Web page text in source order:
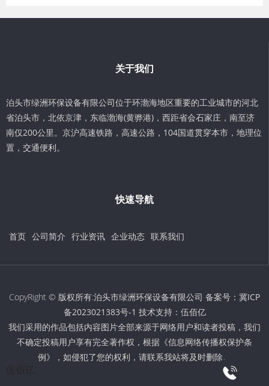
关于我们
泊头市绿洲环保设备有限公司位于环渤海地区重要的工业城市的河北
省泊头市，北依京津，东临渤海(黄骅港)，西距省会石家庄，南至济
南仅200公里。京沪高速铁路，高速公路，104国道贯穿本市，地理位
置，交通便利。
快速导航
首页 公司简介 行业资讯 企业动态 联系我们
CopyRight © 版权所有:泊头市绿洲环保设备有限公司 备案号： 冀ICP
备2023021383号-1 技术支持： 伍佰亿
我们采用的作品包括内容图片全部来源于网络用户和读者投稿，我们
不确定投稿用户享有完全著作权，根据《信息网络传播权保护条
例》，如侵犯了您的权利，请联系我站将及时删除。